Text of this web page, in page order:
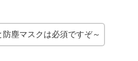
防塵マスクは必須ですぞ～